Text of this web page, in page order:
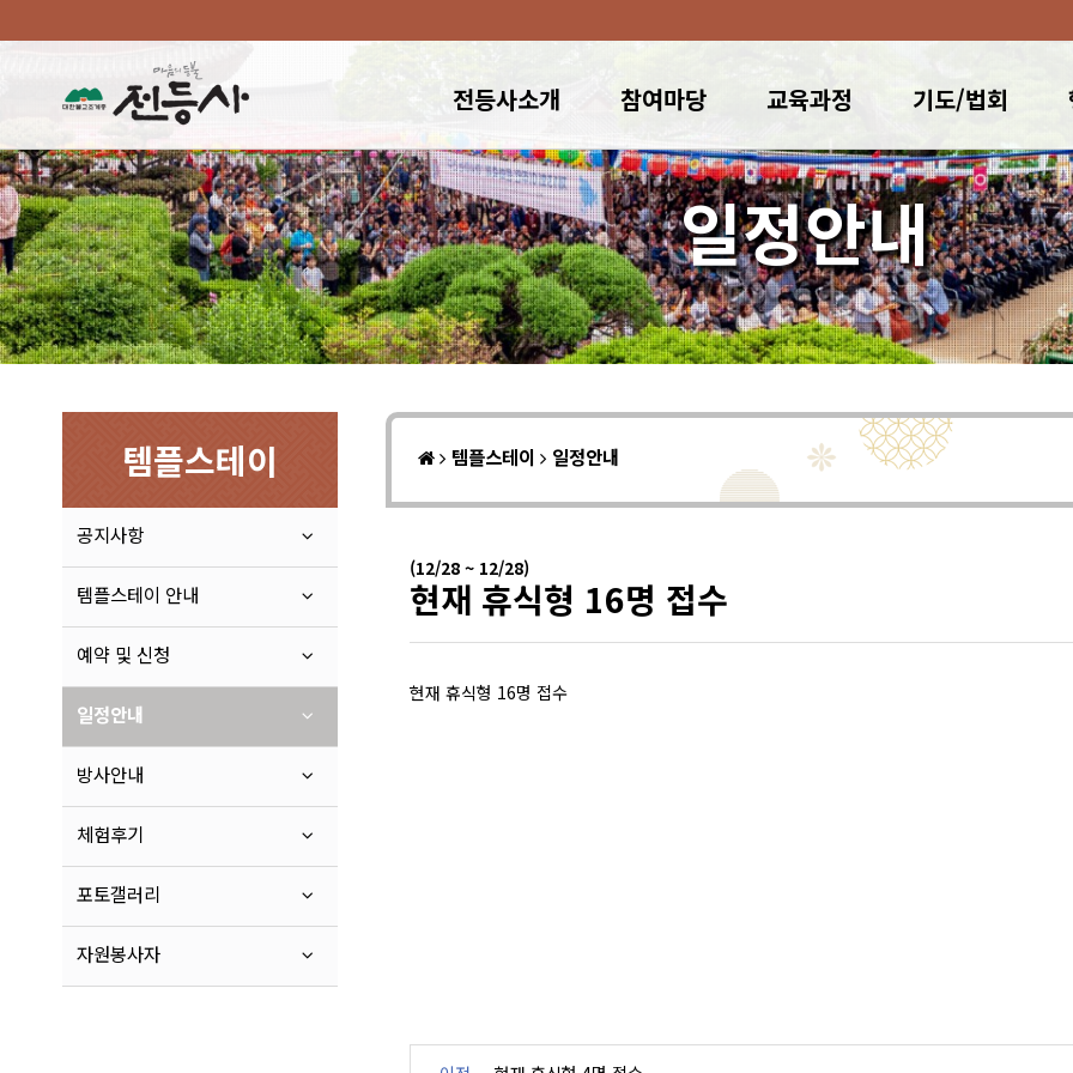
전등사소개 참여마당 교육과정 기도/법회
일정안내
템플스테이
공지사항
템플스테이 안내
예약 및 신청
일정안내
방사안내
체험후기
포토갤러리
자원봉사자
템플스테이 일정안내
(12/28 ~ 12/28)
현재 휴식형 16명 접수
현재 휴식형 16명 접수